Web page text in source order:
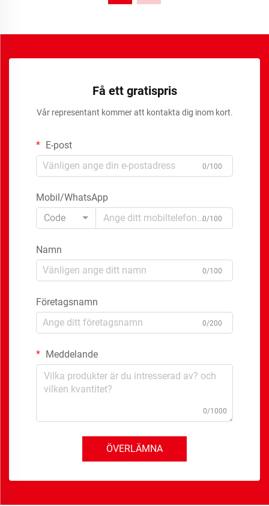
Få ett gratispris
Vår representant kommer att kontakta dig inom kort.
E-post
0/100
Mobil/WhatsApp
Code
0/100
Namn
0/100
Företagsnamn
0/200
Meddelande
0/1000
ÖVERLÄMNA